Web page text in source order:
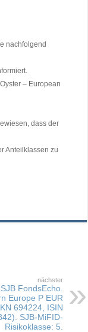
nachfolgend
– European
dass der
Anteilklassen zu
nächster
FondsEcho.
Europe P EUR
694224, ISIN
SJB-MiFID-
Risikoklasse: 5.